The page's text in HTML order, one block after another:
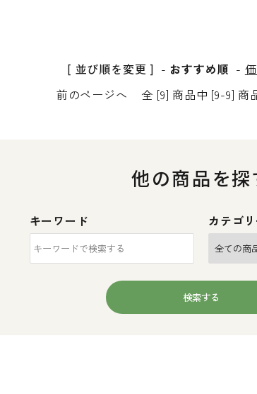
[ 並び順を変更 ] - おすすめ順 -
前のページへ
全 [9] 商品中 [9-9] 商
他の商品を探
キーワード カテゴ
検索する